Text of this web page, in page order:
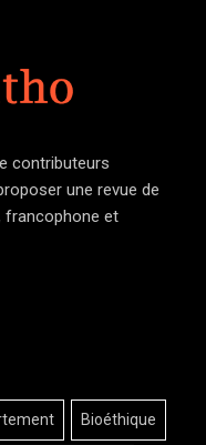
contributeurs
une revue de
francophone et
Bioéthique